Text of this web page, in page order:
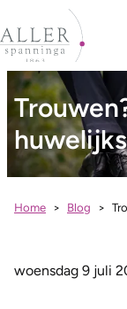
Home Blog
woensdag 9 juli